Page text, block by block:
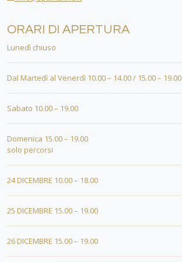
ORARI DI APERTURA
Lunedì chiuso
Dal Martedì al Venerdì 10.00 – 14.00 / 15.00 – 19.00
Sabato 10.00 – 19.00
Domenica 15.00 – 19.00
solo percorsi
24 DICEMBRE 10.00 – 18.00
25 DICEMBRE 15.00 – 19.00
26 DICEMBRE 15.00 – 19.00